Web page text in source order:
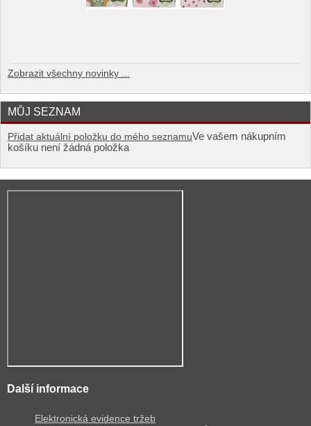
Zobrazit všechny novinky ...
MŮJ SEZNAM
Přidat aktuální položku do mého seznamuVe vašem nákupním
košíku není žádná položka
Další informace
Elektronická evidence tržeb